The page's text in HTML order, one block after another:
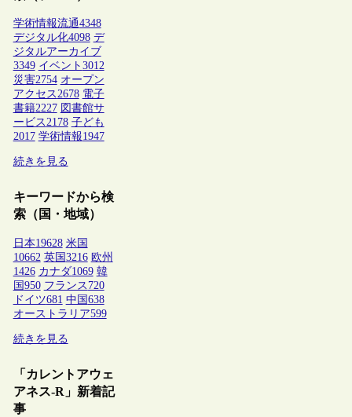
学術情報流通4348
デジタル化4098 デ
ジタルアーカイブ
3349 イベント 3012
災害2754 オープン
アクセス2678 電子
書籍2227 図書館サ
ービス2178 子ども
2017 学術情報1947
続きを見る
キーワードから検
索（国・地域）
日本19628 米国
10662 英国 3216 欧州
1426 カナダ1069 韓
国 950 フランス 720
ドイツ681 中国 638
オーストラリア599
続きを見る
「カレントアウェ
アネス-R」新着記
事